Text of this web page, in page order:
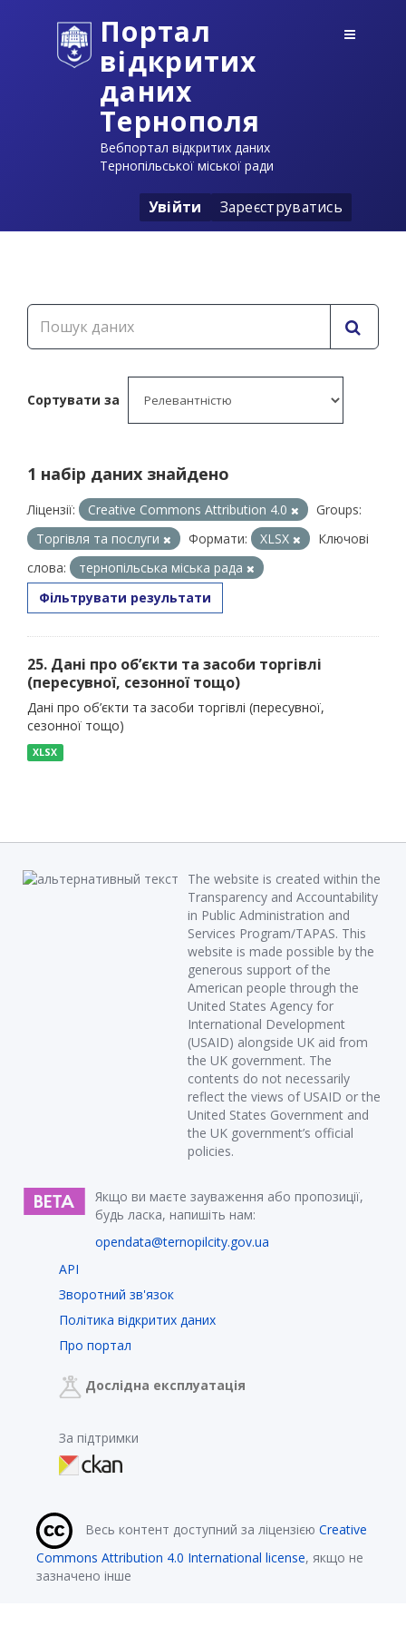
Портал
відкритих
даних
Тернополя
Вебпортал відкритих даних
Тернопільської міської ради
Увійти Зареєструватись
Сортувати за
1 набір даних знайдено
Ліцензії: Creative Commons Attribution 4.0
Groups:
Торгівля та послуги
Формати: XLSX
Ключові
слова:
тернопільська міська рада
Фільтрувати результати
25. Дані про об’єкти та засоби торгівлі
(пересувної, сезонної тощо)
Дані про об’єкти та засоби торгівлі (пересувної,
сезонної тощо)
XLSX
The website is created within the
Transparency and Accountability
in Public Administration and
Services Program/TAPAS. This
website is made possible by the
generous support of the
American people through the
United States Agency for
International Development
(USAID) alongside UK aid from
the UK government. The
contents do not necessarily
reflect the views of USAID or the
United States Government and
the UK government’s official
policies.
Якщо ви маєте зауваження або пропозиції,
будь ласка, напишіть нам:
opendata@ternopilcity.gov.ua
API
Зворотний зв'язок
Політика відкритих даних
Про портал
Дослідна експлуатація
За підтримки
Весь контент доступний за ліцензією Creative
Commons Attribution 4.0 International license, якщо не
зазначено інше